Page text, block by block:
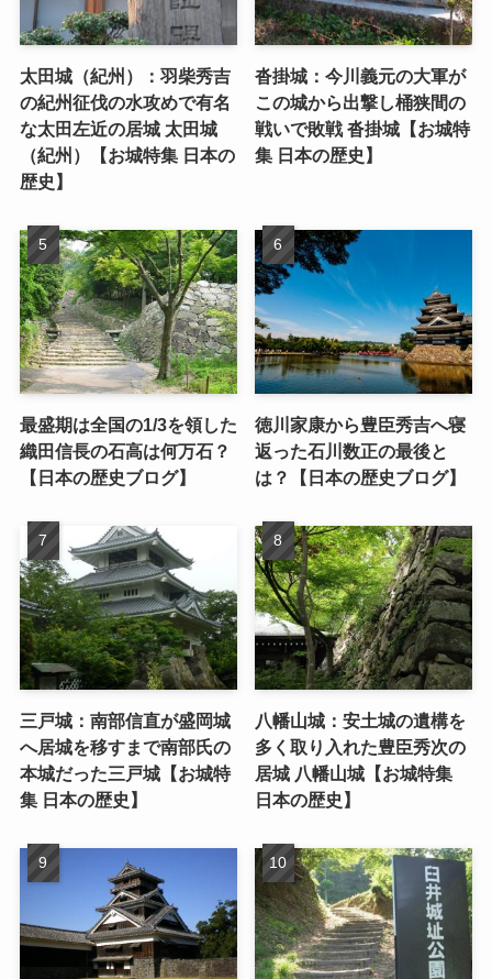
太田城（紀州）：羽柴秀吉
の紀州征伐の水攻めで有名
な太田左近の居城 太田城
（紀州）【お城特集 日本の
歴史】
沓掛城：今川義元の大軍が
この城から出撃し桶狭間の
戦いで敗戦 沓掛城【お城特
集 日本の歴史】
最盛期は全国の1/3を領した
織田信長の石高は何万石？
【日本の歴史ブログ】
徳川家康から豊臣秀吉へ寝
返った石川数正の最後と
は？【日本の歴史ブログ】
三戸城：南部信直が盛岡城
へ居城を移すまで南部氏の
本城だった三戸城【お城特
集 日本の歴史】
八幡山城：安土城の遺構を
多く取り入れた豊臣秀次の
居城 八幡山城【お城特集
日本の歴史】